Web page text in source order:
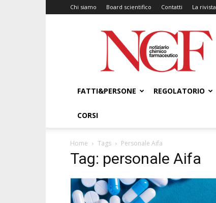
Chi siamo Board scientifico Contatti La rivista
NCF
–
Notiziario
Chimico
FATTI&PERSONE
REGOLATORIO
CORSI
Home Tags Personale Aifa
Tag: personale Aifa